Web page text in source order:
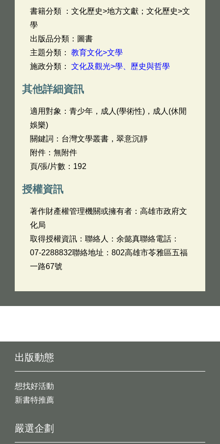
書籍分類 ：文化歷史>地方文獻；文化歷史>文
學
出版品分類：圖書
主題分類： 教育文化>文學
施政分類： 文化及觀光>學、歷史與哲學
其他詳細資訊
適用對象：青少年，成人(學術性)，成人(休閒
娛樂)
關鍵詞：台灣文學叢書，翠意沉靜
附件：無附件
頁/張/片數：192
授權資訊
著作財產權管理機關或擁有者：高雄市政府文
化局
取得授權資訊：聯絡人：余懿真聯絡電話：
07-2288832聯絡地址：802高雄市苓雅區五福
一路67號
出版動態
想找好活動
新書特推薦
嚴選企劃